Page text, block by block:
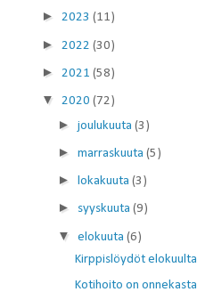
► 2023 (11)
► 2022 (30)
► 2021 (58)
▼ 2020 (72)
► joulukuuta (3)
► marraskuuta (5)
► lokakuuta (3)
► syyskuuta (9)
▼ elokuuta (6)
Kirppislöydöt elokuulta
Kotihoito on onnekasta